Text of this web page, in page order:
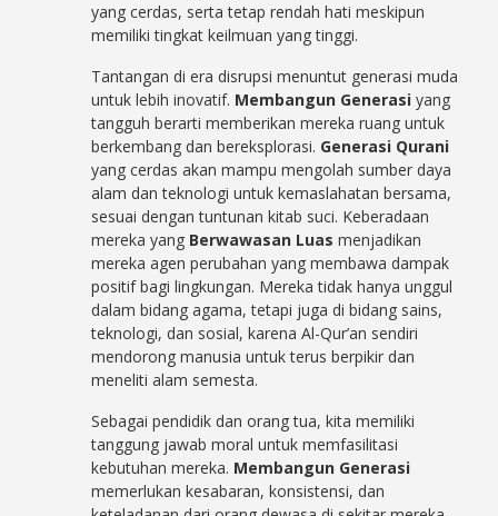
yang cerdas, serta tetap rendah hati meskipun
memiliki tingkat keilmuan yang tinggi.
Tantangan di era disrupsi menuntut generasi muda
untuk lebih inovatif. Membangun Generasi yang
tangguh berarti memberikan mereka ruang untuk
berkembang dan bereksplorasi. Generasi Qurani
yang cerdas akan mampu mengolah sumber daya
alam dan teknologi untuk kemaslahatan bersama,
sesuai dengan tuntunan kitab suci. Keberadaan
mereka yang Berwawasan Luas menjadikan
mereka agen perubahan yang membawa dampak
positif bagi lingkungan. Mereka tidak hanya unggul
dalam bidang agama, tetapi juga di bidang sains,
teknologi, dan sosial, karena Al-Qur’an sendiri
mendorong manusia untuk terus berpikir dan
meneliti alam semesta.
Sebagai pendidik dan orang tua, kita memiliki
tanggung jawab moral untuk memfasilitasi
kebutuhan mereka. Membangun Generasi
memerlukan kesabaran, konsistensi, dan